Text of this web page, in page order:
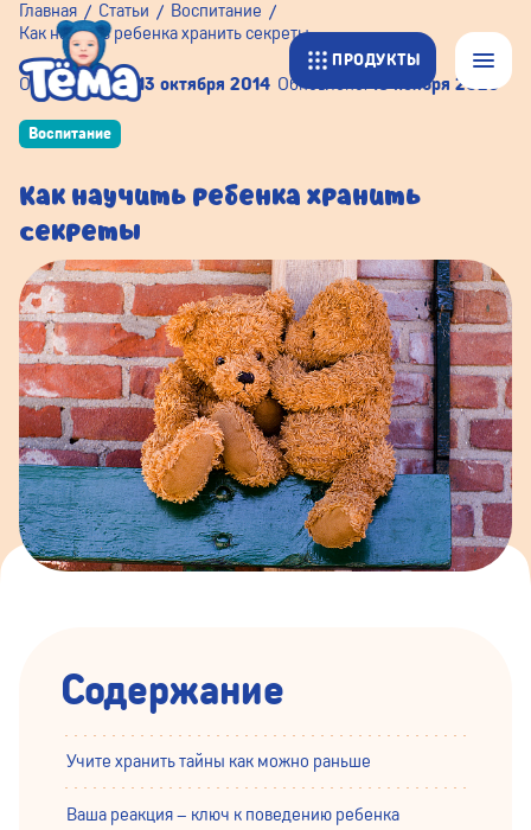
ПРОДУКТЫ
Главная Статьи
Воспитание
Как научить ребенка хранить секреты
Воспитание
Как научить ребенка хранить
секреты
Опубликовано:13 октября 2014 Обновлено:18 ноября 2025
Содержание
Учите хранить тайны как можно раньше
Ваша реакция – ключ к поведению ребенка